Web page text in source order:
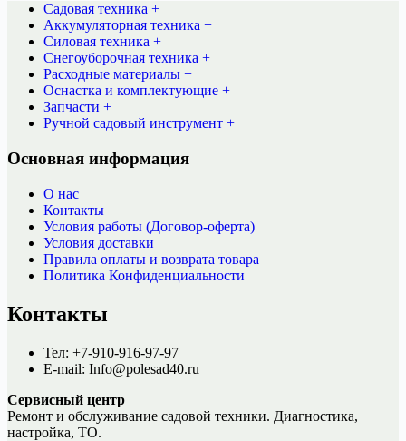
Садовая техника +
Аккумуляторная техника +
Силовая техника +
Снегоуборочная техника +
Расходные материалы +
Оснастка и комплектующие +
Запчасти +
Ручной садовый инструмент +
Основная информация
О нас
Контакты
Условия работы (Договор-оферта)
Условия доставки
Правила оплаты и возврата товара
Политика Конфиденциальности
Контакты
Тел: +7-910-916-97-97
E-mail: Info@polesad40.ru
Сервисный центр
Ремонт и обслуживание садовой техники. Диагностика,
настройка, ТО.